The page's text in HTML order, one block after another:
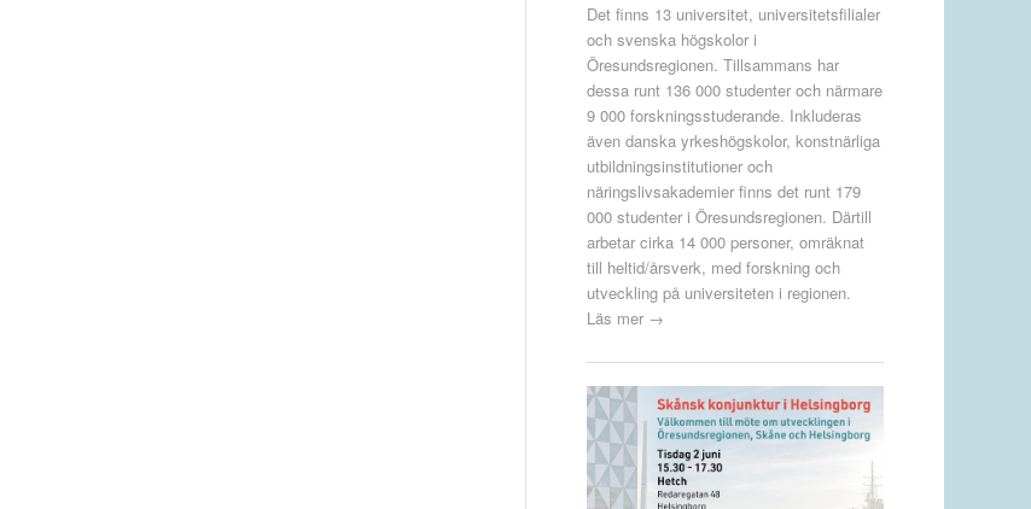
Det finns 13 universitet, universitetsfilialer
och svenska högskolor i
Öresundsregionen. Tillsammans har
dessa runt 136 000 studenter och närmare
9 000 forskningsstuderande. Inkluderas
även danska yrkeshögskolor, konstnärliga
utbildningsinstitutioner och
näringslivsakademier finns det runt 179
000 studenter i Öresundsregionen. Därtill
arbetar cirka 14 000 personer, omräknat
till heltid/årsverk, med forskning och
utveckling på universiteten i regionen.
Läs mer →